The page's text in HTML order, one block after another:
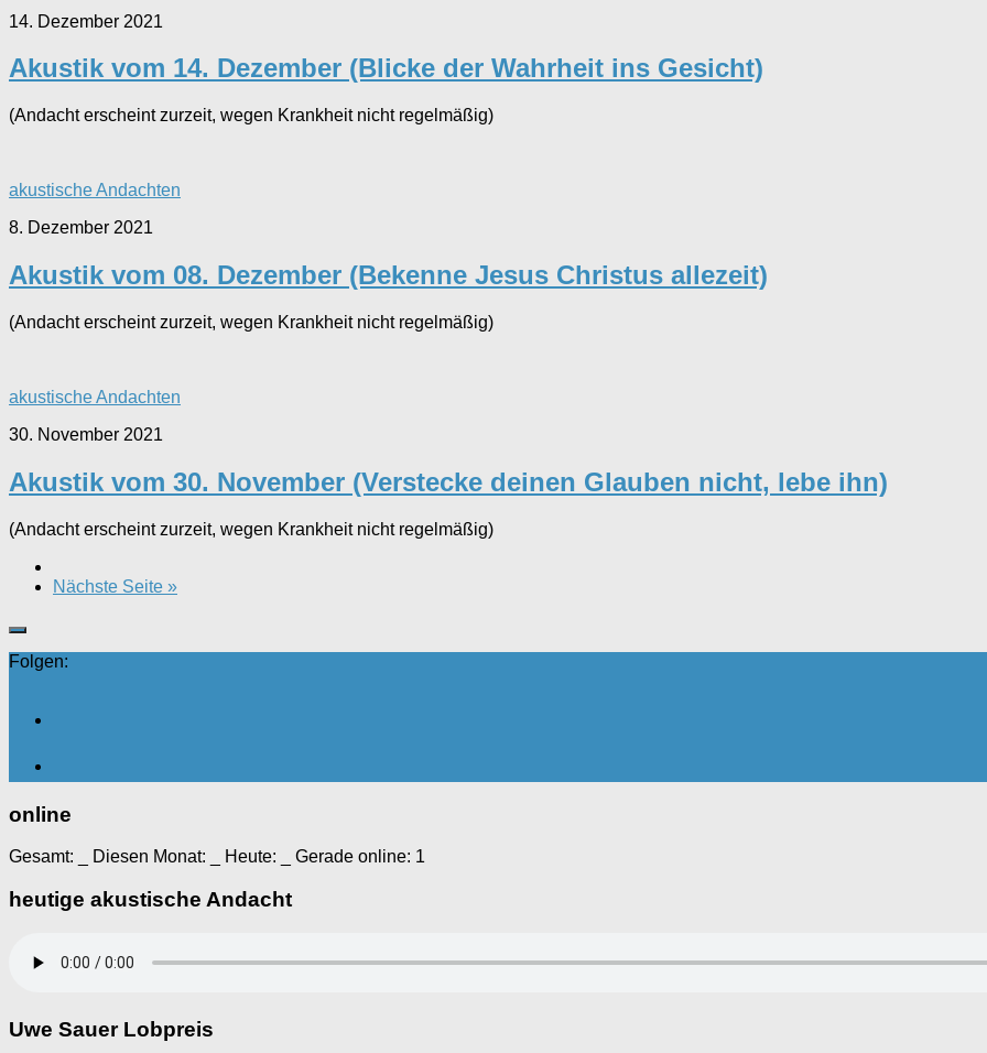
14. Dezember 2021
Akustik vom 14. Dezember (Blicke der Wahrheit ins Gesicht)
(Andacht erscheint zurzeit, wegen Krankheit nicht regelmäßig)
akustische Andachten
8. Dezember 2021
Akustik vom 08. Dezember (Bekenne Jesus Christus allezeit)
(Andacht erscheint zurzeit, wegen Krankheit nicht regelmäßig)
akustische Andachten
30. November 2021
Akustik vom 30. November (Verstecke deinen Glauben nicht, lebe ihn)
(Andacht erscheint zurzeit, wegen Krankheit nicht regelmäßig)
Nächste Seite »
Folgen:
online
Gesamt: Diesen Monat: Heute: Gerade online: 1
heutige akustische Andacht
Uwe Sauer Lobpreis